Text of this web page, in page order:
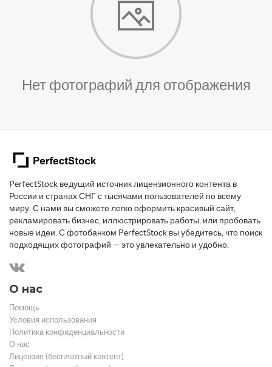
Нет фотографий для отображения
PerfectStock ведущий источник лицензионного контента в
России и странах СНГ с тысячами пользователей по всему
миру. С нами вы сможете легко оформить красивый сайт,
рекламировать бизнес, иллюстрировать работы, или пробовать
новые идеи. С фотобанком PerfectStock вы убедитесь, что поиск
подходящих фотографий — это увлекательно и удобно.
О нас
Помощь
Условия использования
Политика конфиденциальности
О нас
Лицензия (бесплатный контент)